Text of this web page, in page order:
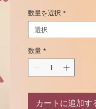
数量を選択 *
選択
数量 *
カートに追加す